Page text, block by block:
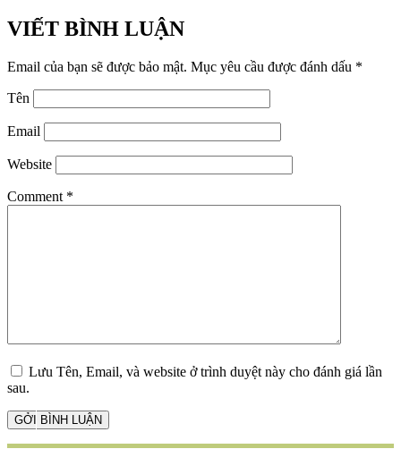
VIẾT BÌNH LUẬN
Email của bạn sẽ được bảo mật. Mục yêu cầu được đánh dấu *
Tên
Email
Website
Comment *
Lưu Tên, Email, và website ở trình duyệt này cho đánh giá lần
sau.